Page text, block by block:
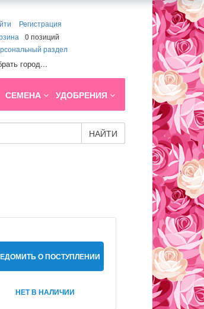
Регистрация
0 позиций
раздел
город...
СЕМЕНА УДОБРЕНИЯ
НАЙТИ
О ПОСТУПЛЕНИИ
НЕТ В НАЛИЧИИ